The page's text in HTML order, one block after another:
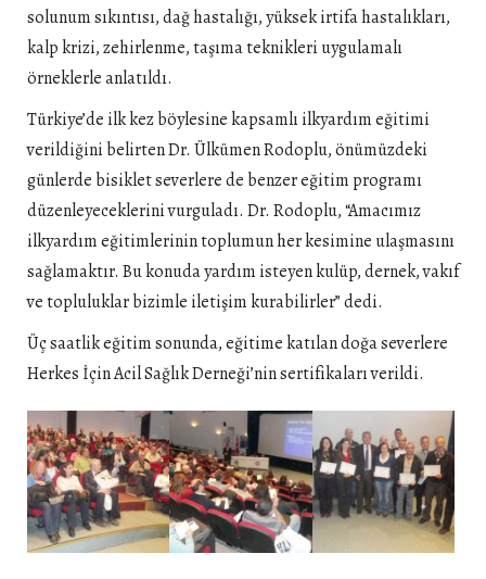
solunum sıkıntısı, dağ hastalığı, yüksek irtifa hastalıkları,
kalp krizi, zehirlenme, taşıma teknikleri uygulamalı
örneklerle anlatıldı.
Türkiye’de ilk kez böylesine kapsamlı ilkyardım eğitimi
verildiğini belirten Dr. Ülkümen Rodoplu, önümüzdeki
günlerde bisiklet severlere de benzer eğitim programı
düzenleyeceklerini vurguladı. Dr. Rodoplu, “Amacımız
ilkyardım eğitimlerinin toplumun her kesimine ulaşmasını
sağlamaktır. Bu konuda yardım isteyen kulüp, dernek, vakıf
ve topluluklar bizimle iletişim kurabilirler” dedi.
Üç saatlik eğitim sonunda, eğitime katılan doğa severlere
Herkes İçin Acil Sağlık Derneği’nin sertifikaları verildi.